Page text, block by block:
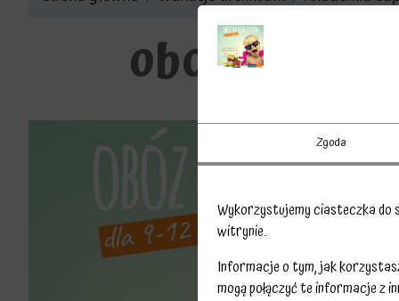
oboz-
Wykorzystujemy ciasteczka do
witrynie.
Informacje o tym, jak
mogą połączyć te informacje z
Zgoda